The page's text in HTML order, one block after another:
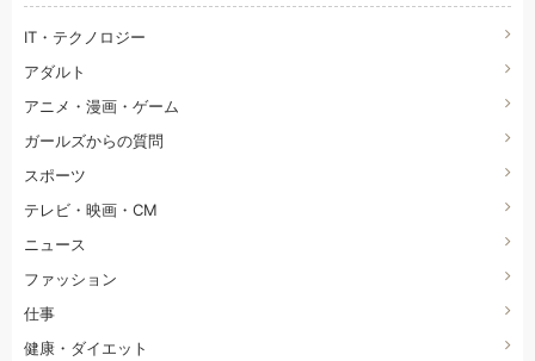
IT・テクノロジー
アダルト
アニメ・漫画・ゲーム
ガールズからの質問
スポーツ
テレビ・映画・CM
ニュース
ファッション
仕事
健康・ダイエット